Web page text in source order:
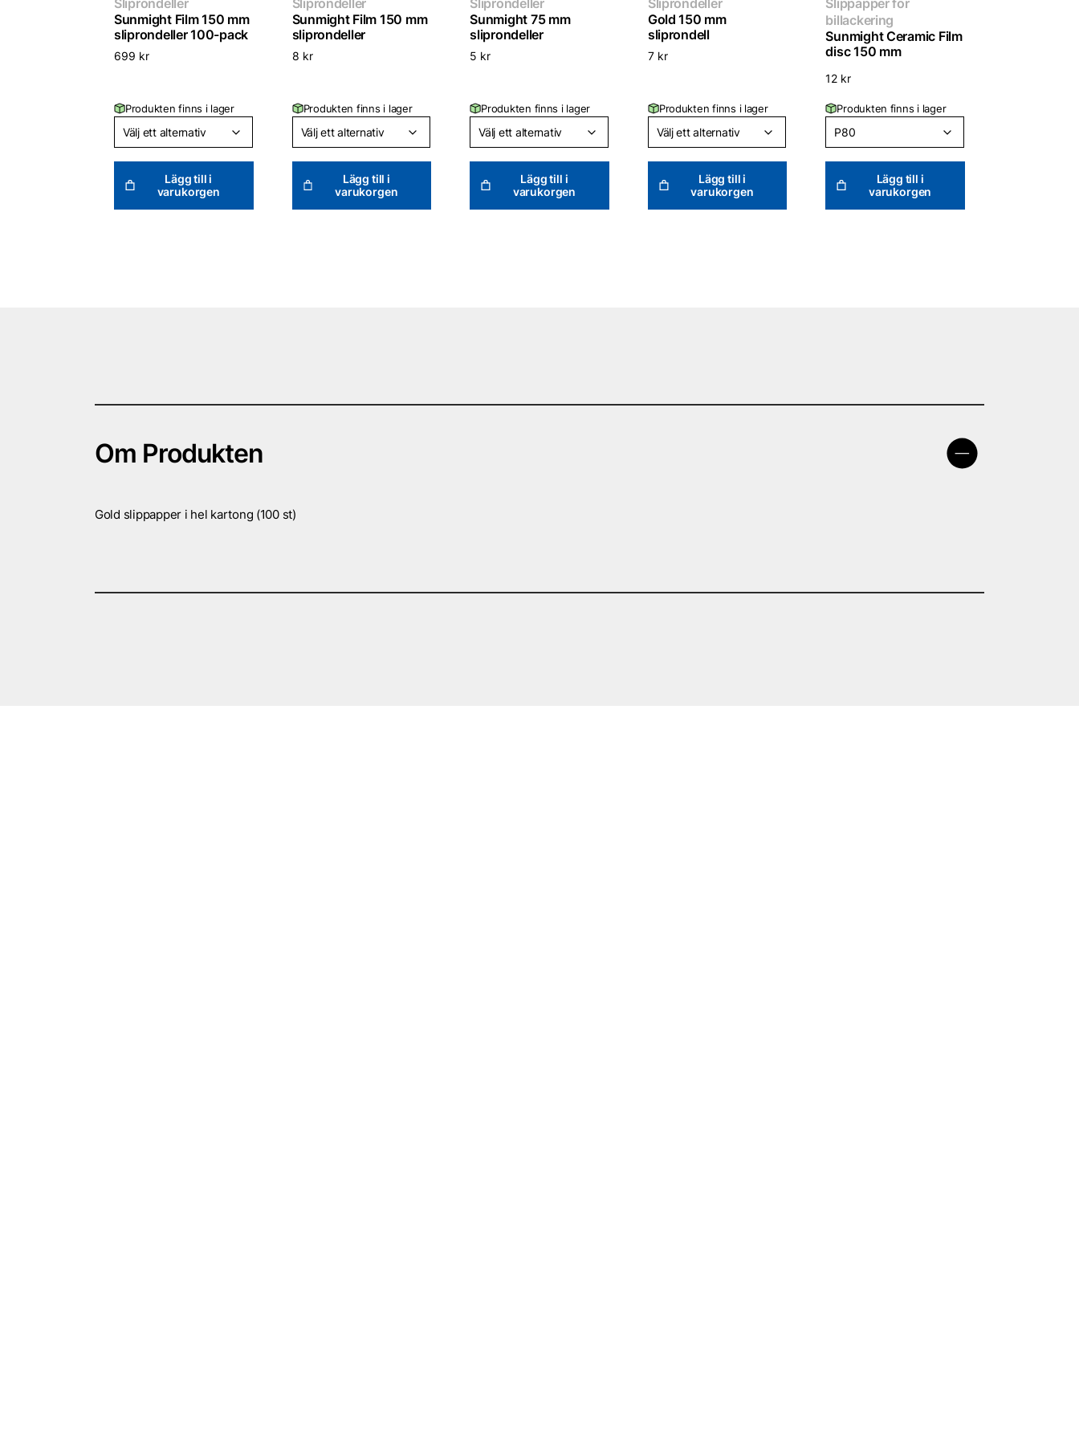
Sliprondeller
Sunmight Film 150 mm
sliprondeller 100-pack
699 kr
Produkten finns i lager
Lägg till i
varukorgen
Sliprondeller
Sunmight Film 150 mm
sliprondeller
8 kr
Produkten finns i lager
Lägg till i
varukorgen
Sliprondeller
Sunmight 75 mm
sliprondeller
5 kr
Produkten finns i lager
Lägg till i
varukorgen
Sliprondeller
Gold 150 mm
sliprondell
7 kr
Produkten finns i lager
Lägg till i
varukorgen
Slippapper för
billackering
Sunmight Ceramic Film
disc 150 mm
12 kr
Produkten finns i lager
Lägg till i
varukorgen
Om Produkten
Gold slippapper i hel kartong (100 st)